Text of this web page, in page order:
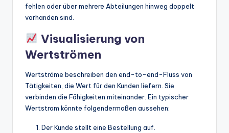
fehlen oder über mehrere Abteilungen hinweg doppelt
vorhanden sind.
Visualisierung von
Wertströmen
Wertströme beschreiben den end-to-end-Fluss von
Tätigkeiten, die Wert für den Kunden liefern. Sie
verbinden die Fähigkeiten miteinander. Ein typischer
Wertstrom könnte folgendermaßen aussehen:
Der Kunde stellt eine Bestellung auf.